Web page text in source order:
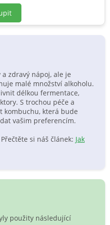
zdravý nápoj, ale je
malé množství alkoholu.
délkou fermentace,
S trochou péče a
kombuchu, která bude
vašim preferencím.
si náš článek: Jak
použity následující